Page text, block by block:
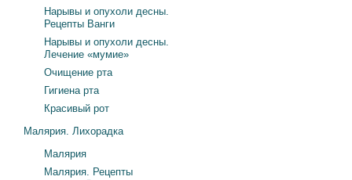
Нарывы и опухоли десны.
Рецепты Ванги
Нарывы и опухоли десны.
Лечение «мумие»
Очищение рта
Гигиена рта
Красивый рот
Малярия. Лихорадка
Малярия
Малярия. Рецепты